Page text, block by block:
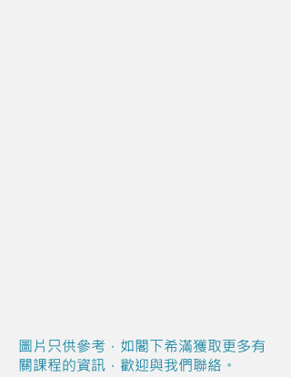
圖片只供參考，如閣下希滿獲取更多有
關課程的資訊，歡迎與我們聯絡。